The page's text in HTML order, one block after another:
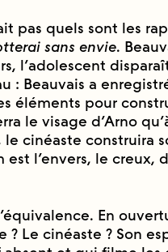
pas quels sont les
sans envie.
l’adolescent
: Beauvais a
éléments pour
le visage d’Arno
cinéaste construira
est l’envers, le
En
Le cinéaste ? Son